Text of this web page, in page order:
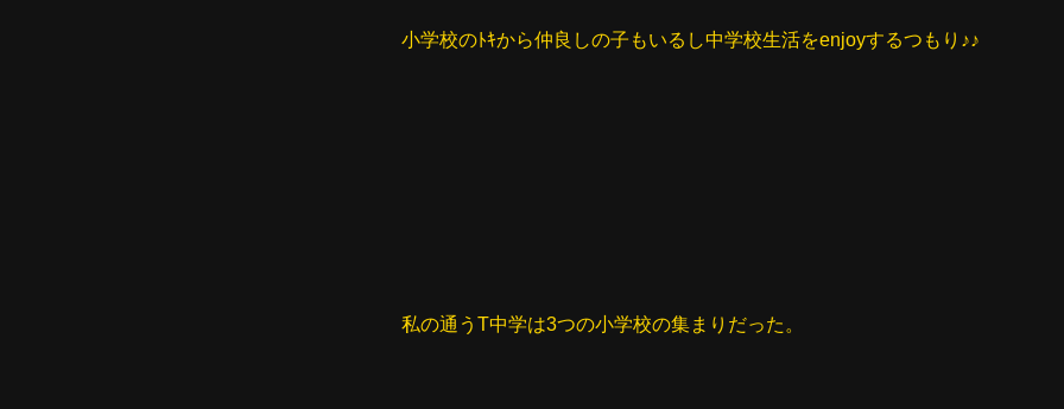
小学校のﾄｷから仲良しの子もいるし中学校生活をenjoyするつもり♪♪
私の通うT中学は3つの小学校の集まりだった。